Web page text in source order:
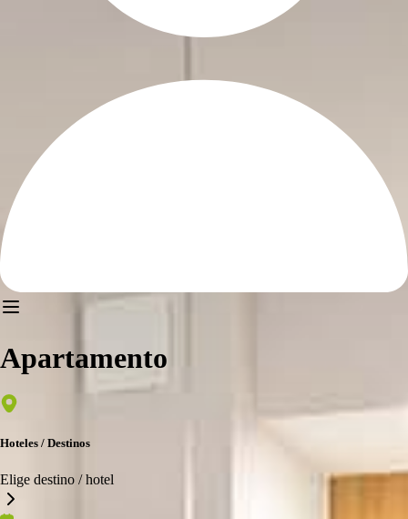
Apartamento
Hoteles / Destinos
Elige destino / hotel